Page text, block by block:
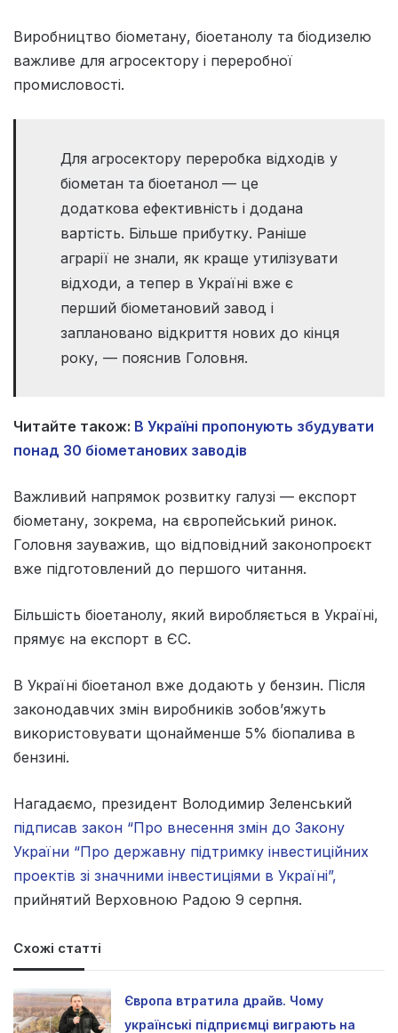
Виробництво біометану, біоетанолу та біодизелю
важливе для агросектору і переробної
промисловості.
Для агросектору переробка відходів у
біометан та біоетанол — це
додаткова ефективність і додана
вартість. Більше прибутку. Раніше
аграрії не знали, як краще утилізувати
відходи, а тепер в Україні вже є
перший біометановий завод і
заплановано відкриття нових до кінця
року, — пояснив Головня.
Читайте також: В Україні пропонують збудувати
понад 30 біометанових заводів
Важливий напрямок розвитку галузі — експорт
біометану, зокрема, на європейський ринок.
Головня зауважив, що відповідний законопроєкт
вже підготовлений до першого читання.
Більшість біоетанолу, який виробляється в Україні,
прямує на експорт в ЄС.
В Україні біоетанол вже додають у бензин. Після
законодавчих змін виробників зобов’яжуть
використовувати щонайменше 5% біопалива в
бензині.
Нагадаємо, президент Володимир Зеленський
підписав закон “Про внесення змін до Закону
України “Про державну підтримку інвестиційних
проектів зі значними інвестиціями в Україні”,
прийнятий Верховною Радою 9 серпня.
Схожі статті
Європа втратила драйв. Чому
українські підприємці виграють на